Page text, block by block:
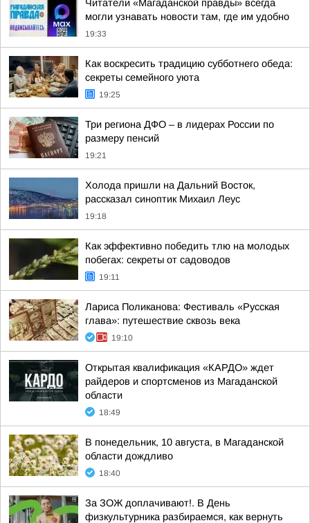
Читатели «Магаданской правды» всегда
могли узнавать новости там, где им удобно
19:33
Как воскресить традицию субботнего обеда:
секреты семейного уюта
19:25
Три региона ДФО – в лидерах России по
размеру пенсий
19:21
Холода пришли на Дальний Восток,
рассказал синоптик Михаил Леус
19:18
Как эффективно победить тлю на молодых
побегах: секреты от садоводов
19:11
Лариса Поликанова: Фестиваль «Русская
глава»: путешествие сквозь века
19:10
Открытая квалификация «КАРДО» ждет
райдеров и спортсменов из Магаданской
области
18:49
В понедельник, 10 августа, в Магаданской
области дождливо
18:40
За ЗОЖ доплачивают!. В День
физкультурника разбираемся, как вернуть